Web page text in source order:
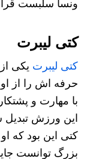
ونسا سلبست
کتی لیبرت
کتی لیبرت یکی
با مهارت و
این ورزش
کتی این بود که
بزرگ توانست